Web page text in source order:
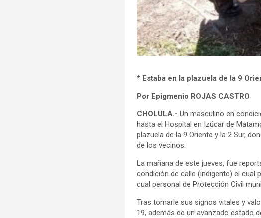
* Estaba en la plazuela de la 9
Por Epigmenio ROJAS CASTRO
CHOLULA.- Un masculino en
hasta el Hospital en Izúcar de
plazuela de la 9 Oriente y la 2 Sur,
de los vecinos.
La mañana de este jueves, fue
condición de calle (indigente) el cual
cual personal de Protección Civil
Tras tomarle sus signos vitales y
19, además de un avanzado estado